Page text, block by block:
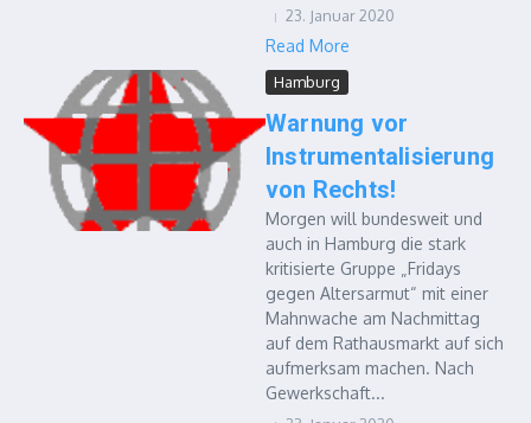
23. Januar 2020
Read More
Hamburg
Warnung vor
Instrumentalisierung
von Rechts!
Morgen will bundesweit und
auch in Hamburg die stark
kritisierte Gruppe „Fridays
gegen Altersarmut“ mit einer
Mahnwache am Nachmittag
auf dem Rathausmarkt auf sich
aufmerksam machen. Nach
Gewerkschaft...